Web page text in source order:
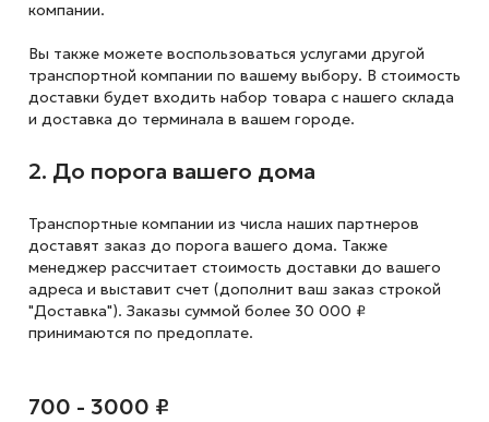
компании.
Вы также можете воспользоваться услугами другой
транспортной компании по вашему выбору. В стоимость
доставки будет входить набор товара с нашего склада
и доставка до терминала в вашем городе.
2. До порога вашего дома
Транспортные компании из числа наших партнеров
доставят заказ до порога вашего дома. Также
менеджер рассчитает стоимость доставки до вашего
адреса и выставит счет (дополнит ваш заказ строкой
"Доставка"). Заказы суммой более 30 000 ₽
принимаются по предоплате.
700 - 3000 ₽